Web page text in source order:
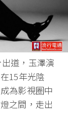
道，玉澤演
15年光陰
為影視圈中
之間，走出